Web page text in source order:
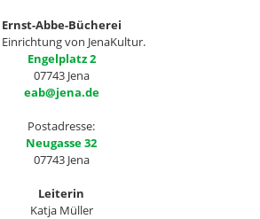
Ernst-Abbe-Bücherei
Einrichtung von JenaKultur.
Engelplatz 2
07743 Jena
eab@jena.de
Postadresse:
Neugasse 32
07743 Jena
Leiterin
Katja Müller